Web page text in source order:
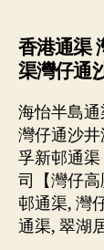
香港通渠
渠灣仔通
海怡半島
灣仔通沙
孚新邨通
司【灣仔
邨通渠, 灣
通渠, 翠湖